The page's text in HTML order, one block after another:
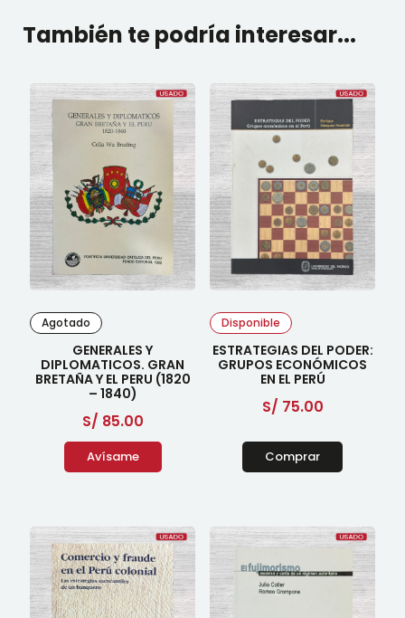
También te podría interesar...
Agotado
GENERALES Y
DIPLOMATICOS. GRAN
BRETAÑA Y EL PERU (1820
– 1840)
S/ 85.00
Avísame
Disponible
ESTRATEGIAS DEL PODER:
GRUPOS ECONÓMICOS
EN EL PERÚ
S/ 75.00
Comprar